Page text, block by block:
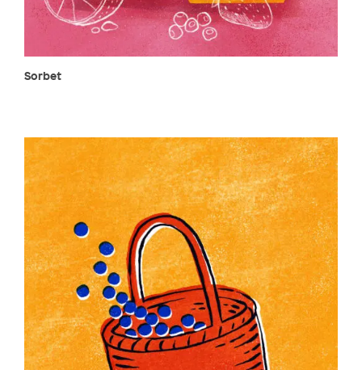
Sorbet